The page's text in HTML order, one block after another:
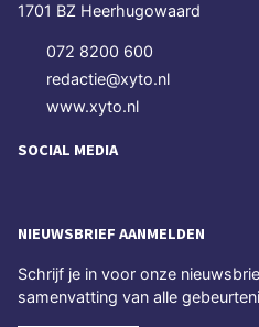
1701 BZ Heerhugowaard
072 8200 600
redactie@xyto.nl
www.xyto.nl
SOCIAL MEDIA
NIEUWSBRIEF AANMELDEN
Schrijf je in voor onze
samenvatting van alle